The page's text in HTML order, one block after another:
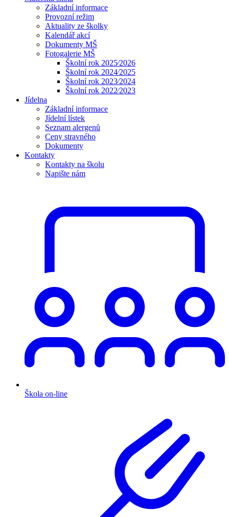
Základní informace
Provozní režim
Aktuality ze školky
Kalendář akcí
Dokumenty MŠ
Fotogalerie MŠ
Školní rok 2025⁄2026
Školní rok 2024⁄2025
Školní rok 2023⁄2024
Školní rok 2022⁄2023
Jídelna
Základní informace
Jídelní lístek
Seznam alergenů
Ceny stravného
Dokumenty
Kontakty
Kontakty na školu
Napište nám
Škola on-line